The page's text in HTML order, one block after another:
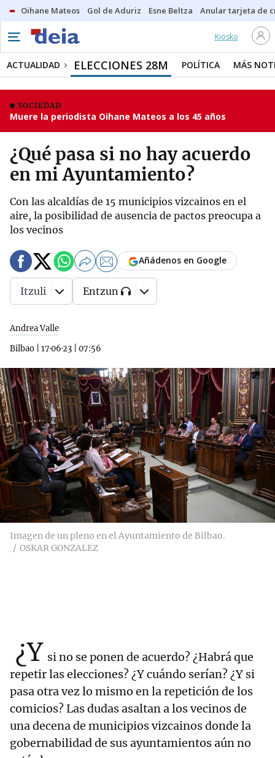
Oihane Mateos Gol de Aduriz Esne Beltza Anular tarjeta de
Kiosko
ACTUALIDAD ELECCIONES 28M POLÍTICA MÁS
SOCIEDAD
Muere la periodista Oihane Mateos a los 45 años
¿Qué pasa si no hay acuerdo
en mi Ayuntamiento?
Con las alcaldías de 15 municipios vizcainos en el
aire, la posibilidad de ausencia de pactos preocupa a
los vecinos
Andrea Valle
Bilbao
17·06·23 07:56
Añádenos en Google
Itzuli Entzun
Imagen de un pleno en el Ayuntamiento de Bilbao.
OSKAR GONZALEZ
¿Y si no se ponen de acuerdo? ¿Habrá que
repetir las elecciones? ¿Y cuándo serían? ¿Y si
pasa otra vez lo mismo en la repetición de los
comicios? Las dudas asaltan a los vecinos de
una decena de municipios vizcainos donde la
gobernabilidad de sus ayuntamientos aún no